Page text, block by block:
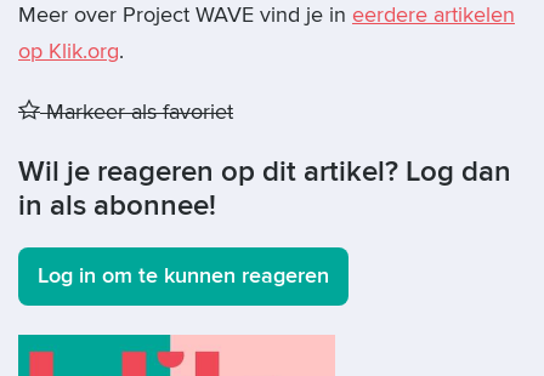
Meer over Project WAVE vind je in eerdere artikelen
op Klik.org.
Markeer als favoriet
Wil je reageren op dit artikel? Log dan
in als abonnee!
Log in om te kunnen reageren